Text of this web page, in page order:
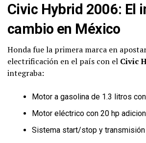
Civic Hybrid 2006: El
cambio en México
Honda fue la primera marca en
electrificación en el país con el Civic
integraba:
Motor a gasolina de 1.3 litros
Motor eléctrico con 20 hp
Sistema start/stop y transmisión